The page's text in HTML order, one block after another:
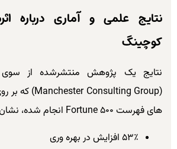
نتایج علمی و آماری درباره
کوچینگ
نتایج یک پژوهش منتشرشده از
های فهرست Fortune 500 انجام شده، نشان می دهد:
۵۳٪ افزایش در بهره وری